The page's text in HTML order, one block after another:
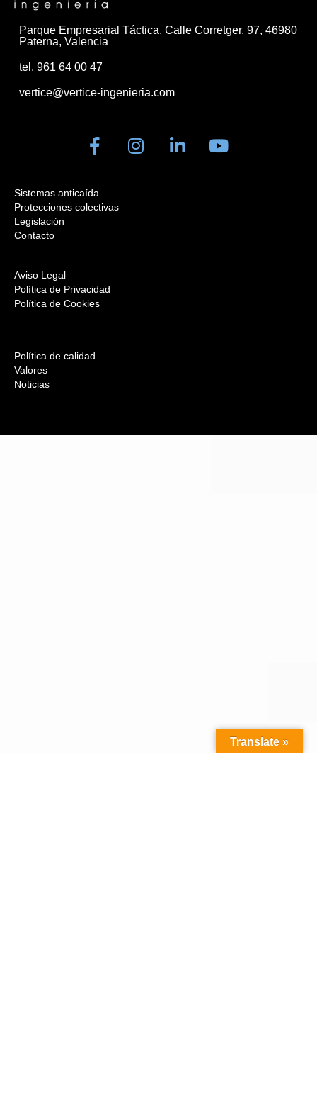
Parque Empresarial Táctica, Calle Corretger, 97, 46980
Paterna, Valencia
tel. 961 64 00 47
vertice@vertice-ingenieria.com
Sistemas anticaída
Protecciones colectivas
Legislación
Contacto
Aviso Legal
Política de Privacidad
Política de Cookies
Política de calidad
Valores
Noticias
Translate »